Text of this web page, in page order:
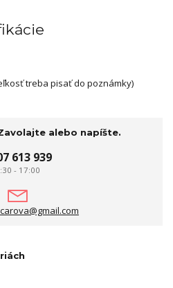
treba pisať do poznámky)
alebo napíšte.
613 939
- 17:00